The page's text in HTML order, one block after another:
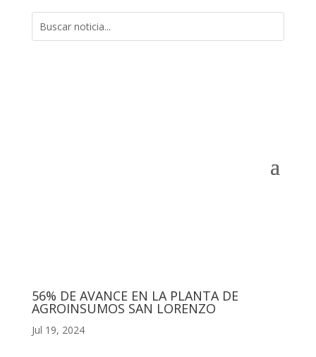
56% DE AVANCE EN LA PLANTA DE
AGROINSUMOS SAN LORENZO
Jul 19, 2024